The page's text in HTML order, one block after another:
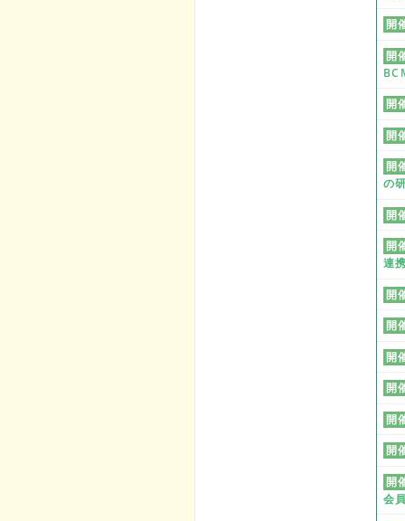
開
開
開
開
開
の
開
開
連
開
開
開
開
開
開
開
会